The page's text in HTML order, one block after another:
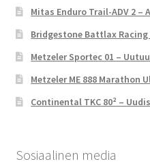
Mitas Enduro Trail-ADV 2 –
Bridgestone Battlax
Metzeler Sportec 01 –
Metzeler ME 888 Marathon
Continental TKC 80² –
Sosiaalinen media